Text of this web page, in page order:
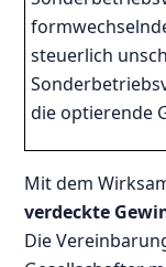
steuerlich
die optierende
Mit dem
verdeckte
Die